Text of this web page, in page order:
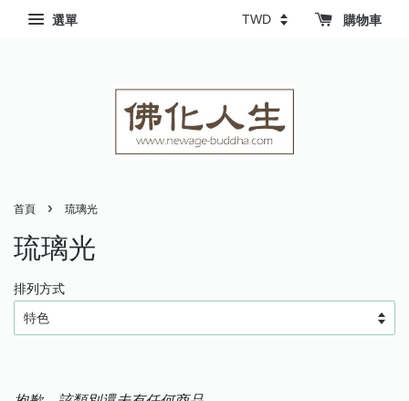
選單 購物車
首頁 › 琉璃光
琉璃光
排列方式